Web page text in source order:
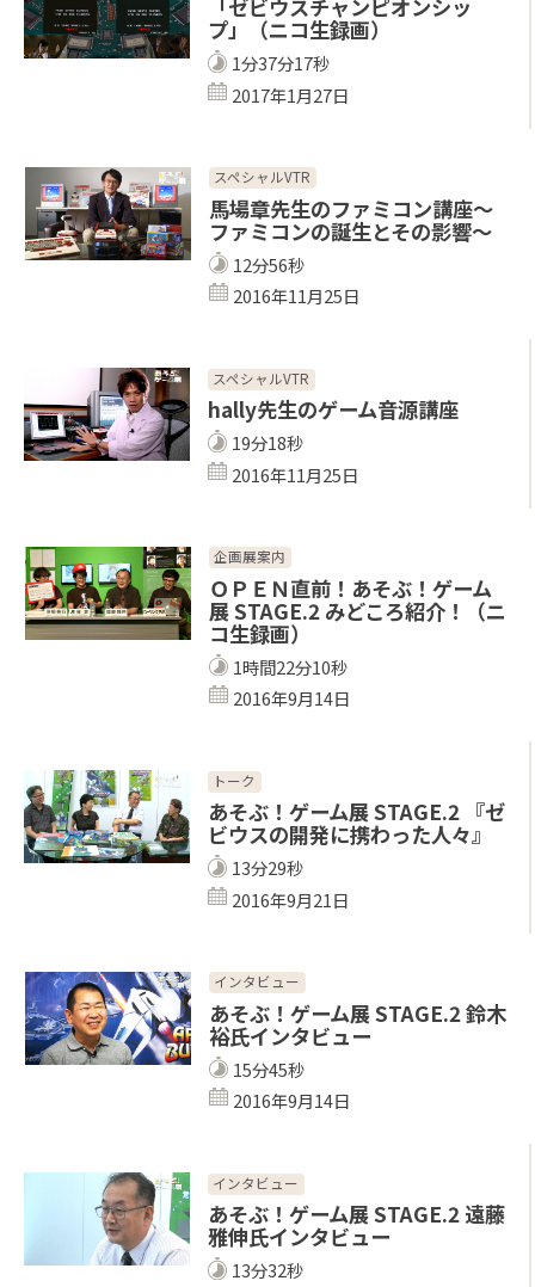
「ゼビウスチャンピオンシッ
プ」（ニコ生録画）
1分37分17秒
2017年1月27日
スペシャルVTR
馬場章先生のファミコン講座～
ファミコンの誕生とその影響～
12分56秒
2016年11月25日
スペシャルVTR
hally先生のゲーム音源講座
19分18秒
2016年11月25日
企画展案内
ＯＰＥＮ直前！あそぶ！ゲーム
展 STAGE.2 みどころ紹介！（ニ
コ生録画）
1時間22分10秒
2016年9月14日
トーク
あそぶ！ゲーム展 STAGE.2 『ゼ
ビウスの開発に携わった人々』
13分29秒
2016年9月21日
インタビュー
あそぶ！ゲーム展 STAGE.2 鈴木
裕氏インタビュー
15分45秒
2016年9月14日
インタビュー
あそぶ！ゲーム展 STAGE.2 遠藤
雅伸氏インタビュー
13分32秒